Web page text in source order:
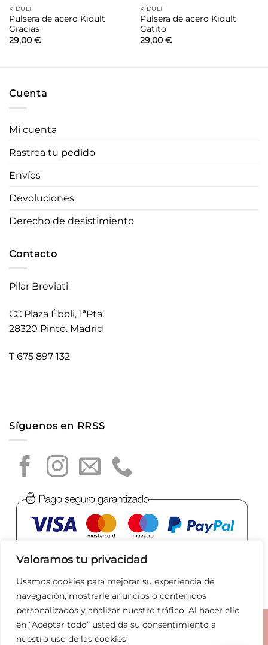
Valoramos tu privacidad
Usamos cookies para mejorar su experiencia de
navegación, mostrarle anuncios o contenidos
personalizados y analizar nuestro tráfico. Al hacer clic
en “Aceptar todo” usted da su consentimiento a
nuestro uso de las cookies.
KIDULT
Pulsera de acero Kidult
Gracias
29,00 €
KIDULT
Pulsera de acero Kidult
Gatito
29,00 €
Cuenta
Mi cuenta
Rastrea tu pedido
Envíos
Devoluciones
Derecho de desistimiento
Contacto
Pilar Breviati
CC Plaza Éboli, 1ªPta.
28320 Pinto. Madrid
T 675 897 132
Síguenos en RRSS
Aviso legal|Política de privacidad|Política de Cookies
Condiciones de compra